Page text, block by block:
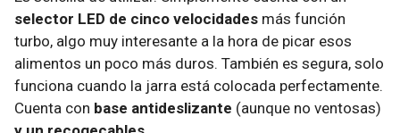
selector LED de cinco velocidades más función
turbo, algo muy interesante a la hora de picar esos
alimentos un poco más duros. También es segura, solo
funciona cuando la jarra está colocada perfectamente.
Cuenta con base antideslizante (aunque no ventosas)